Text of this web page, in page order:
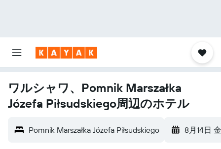
ワルシャワ、Pomnik Marszałka
Józefa Piłsudskiego周辺のホテル
Pomnik Marszałka Józefa Piłsudskiego 8月14日 金